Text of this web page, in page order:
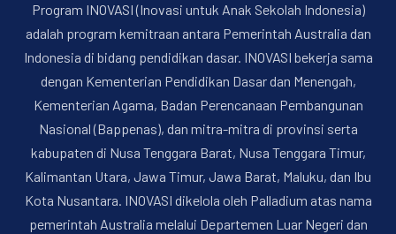
Program INOVASI (Inovasi untuk Anak Sekolah Indonesia)
adalah program kemitraan antara Pemerintah Australia dan
Indonesia di bidang pendidikan dasar. INOVASI bekerja sama
dengan Kementerian Pendidikan Dasar dan Menengah,
Kementerian Agama, Badan Perencanaan Pembangunan
Nasional (Bappenas), dan mitra-mitra di provinsi serta
kabupaten di Nusa Tenggara Barat, Nusa Tenggara Timur,
Kalimantan Utara, Jawa Timur, Jawa Barat, Maluku, dan Ibu
Kota Nusantara. INOVASI dikelola oleh Palladium atas nama
pemerintah Australia melalui Departemen Luar Negeri dan